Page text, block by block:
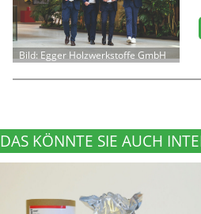
Bild: Egger Holzwerkstoffe GmbH
DAS KÖNNTE SIE AUCH